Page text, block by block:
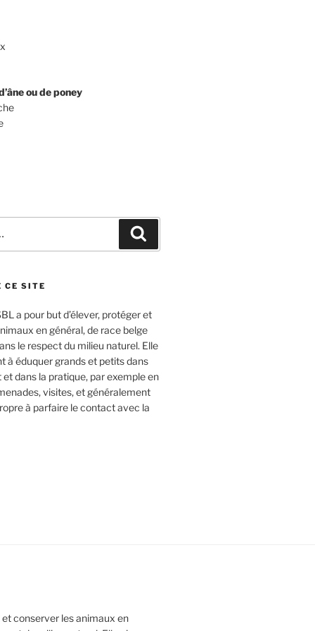
ou de poney
CE SITE
a pour but d’élever, protéger et
en général, de race belge
le respect du milieu naturel. Elle
à éduquer grands et petits dans
et dans la pratique, par exemple en
visites, et généralement
à parfaire le contact avec la
conserver les animaux en